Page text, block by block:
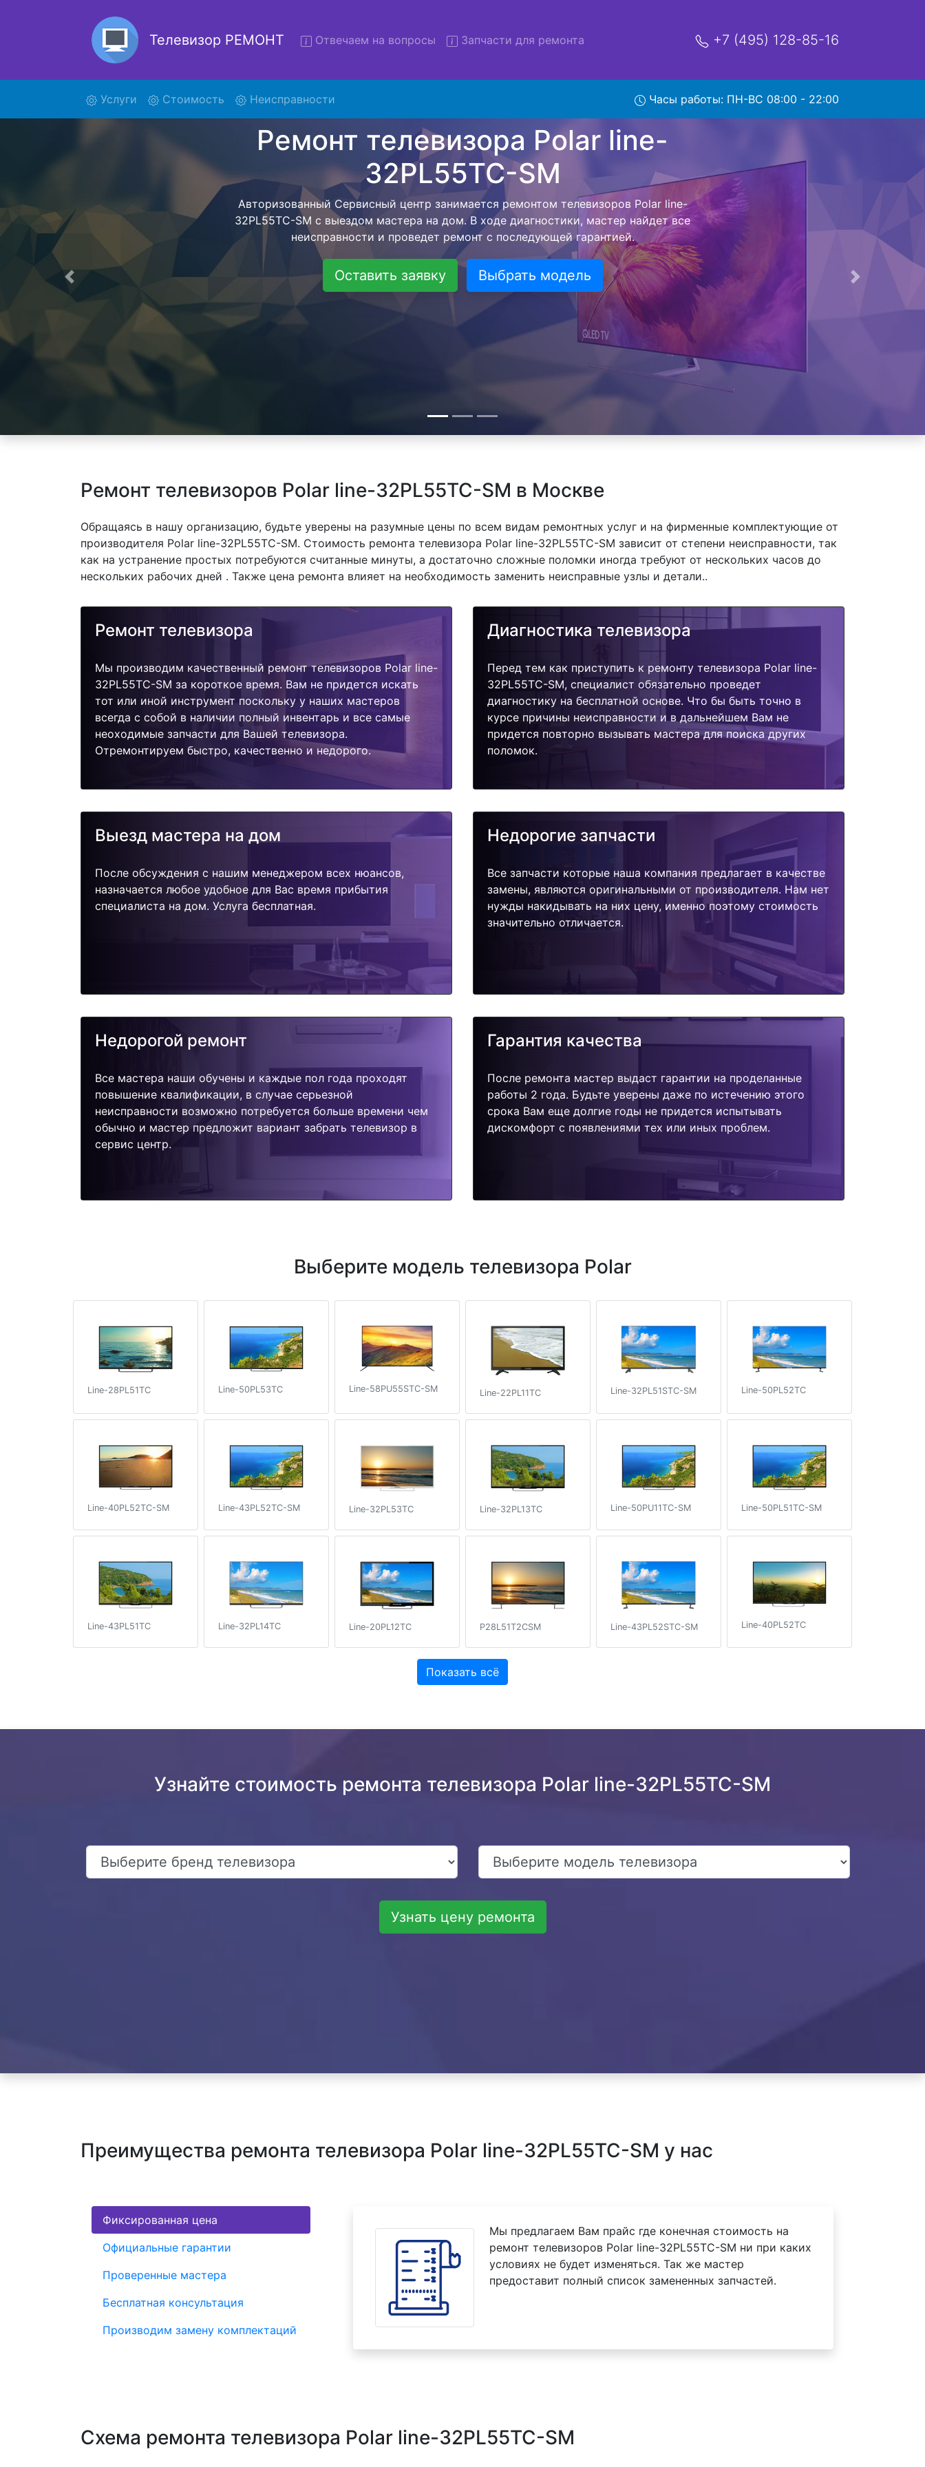
Телевизор РЕМОНТ Отвечаем на вопросы Запчасти для ремонта +7 (495) 128-85-16
Услуги (current)Стоимость Неисправности Часы работы: ПН-ВС 08:00 - 22:00
Ремонт телевизоров Polar line-32PL55TC-
SM с вывозом в сервис
Ремонт телевизоров Polar line-32PL55TC-SM с вывозом в сервисный центр и
обратно - с помощью нашей бесплатной услуги, специалист заберет Ваш телевизор
для дальнейшего более детального ремонта. Оговоренная стоимость ремонта
останется неизменно при возвращении видеотехники обратно.
Оставить заявку Выбрать модель
Предыдущая Следующая
Ремонт телевизоров Polar line-32PL55TC-SM в Москве
Обращаясь в нашу организацию, будьте уверены на разумные цены по всем видам ремонтных услуг и на фирменные комплектующие от
производителя Polar line-32PL55TC-SM. Стоимость ремонта телевизора Polar line-32PL55TC-SM зависит от степени неисправности, так
как на устранение простых потребуются считанные минуты, а достаточно сложные поломки иногда требуют от нескольких часов до
нескольких рабочих дней . Также цена ремонта влияет на необходимость заменить неисправные узлы и детали..
Ремонт телевизора
Мы производим качественный ремонт телевизоров Polar line-
32PL55TC-SM за короткое время. Вам не придется искать
тот или иной инструмент поскольку у наших мастеров
всегда с собой в наличии полный инвентарь и все самые
неоходимые запчасти для Вашей телевизора.
Отремонтируем быстро, качественно и недорого.
Диагностика телевизора
Перед тем как приступить к ремонту телевизора Polar line-
32PL55TC-SM, специалист обязательно проведет
диагностику на бесплатной основе. Что бы быть точно в
курсе причины неисправности и в дальнейшем Вам не
придется повторно вызывать мастера для поиска других
поломок.
Выезд мастера на дом
После обсуждения с нашим менеджером всех нюансов,
назначается любое удобное для Вас время прибытия
специалиста на дом. Услуга бесплатная.
Недорогие запчасти
Все запчасти которые наша компания предлагает в качестве
замены, являются оригинальными от производителя. Нам нет
нужды накидывать на них цену, именно поэтому стоимость
значительно отличается.
Недорогой ремонт
Все мастера наши обучены и каждые пол года проходят
повышение квалификации, в случае серьезной
неисправности возможно потребуется больше времени чем
обычно и мастер предложит вариант забрать телевизор в
сервис центр.
Гарантия качества
После ремонта мастер выдаст гарантии на проделанные
работы 2 года. Будьте уверены даже по истечению этого
срока Вам еще долгие годы не придется испытывать
дискомфорт с появлениями тех или иных проблем.
Выберите модель телевизора Polar
Line-28PL51TC Line-50PL53TC Line-58PU55STC-SM Line-22PL11TC Line-32PL51STC-SM Line-50PL52TC
Line-40PL52TC-SM Line-43PL52TC-SM Line-32PL53TC Line-32PL13TC Line-50PU11TC-SM Line-50PL51TC-SM
Line-43PL51TC Line-32PL14TC Line-20PL12TC P28L51T2CSM Line-43PL52STC-SM Line-40PL52TC
Показать всё
Узнайте стоимость ремонта телевизора Polar line-32PL55TC-SM
Узнать цену ремонта
Преимущества ремонта телевизора Polar line-32PL55TC-SM у нас
Фиксированная цена
Официальные гарантии
Проверенные мастера
Бесплатная консультация
Производим замену комплектаций
Мы предлагаем Вам прайс где конечная стоимость на
ремонт телевизоров Polar line-32PL55TC-SM ни при каких
условиях не будет изменяться. Так же мастер
предоставит полный список замененных запчастей.
Схема ремонта телевизора Polar line-32PL55TC-SM